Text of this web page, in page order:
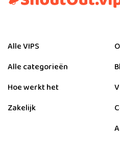
Alle VIPS
Alle categorieën
Hoe werkt het
Zakelijk